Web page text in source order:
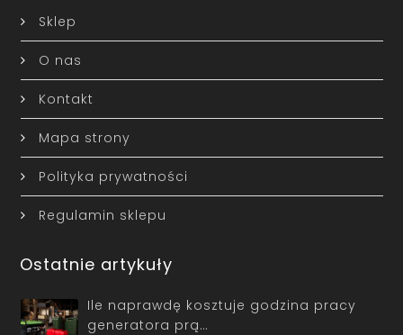
Sklep
O nas
Kontakt
Mapa strony
Polityka prywatności
Regulamin sklepu
Ostatnie artykuły
Ile naprawdę kosztuje godzina pracy
generatora prą…